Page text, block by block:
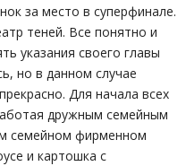
за место в суперфинале.
теней. Все понятно и
указания своего главы
но в данном случае
Для начала всех
дружным семейным
семейном фирменном
и картошка с